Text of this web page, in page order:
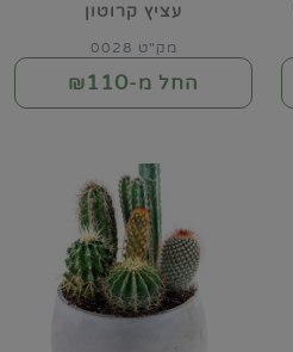
עציץ קרוטון
מק"ט 0028
החל מ-₪110